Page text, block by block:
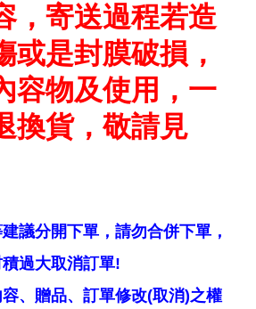
，寄送過程若造
或是封膜破損，
容物及使用，一
換貨，敬請見
議分開下單，請勿合併下單，
過大取消訂單!
、贈品、訂單修改(取消)之權